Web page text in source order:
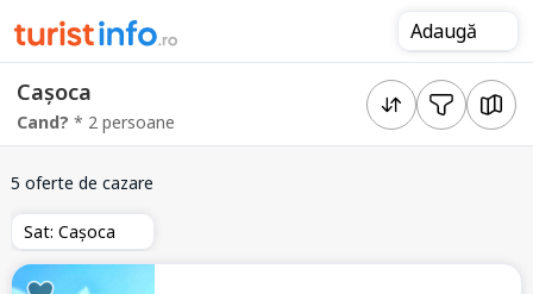
Adaugă
Cașoca
Cand? * 2 persoane
5 oferte de cazare
Sat: Cașoca